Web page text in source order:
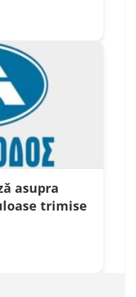
asupra
trimise